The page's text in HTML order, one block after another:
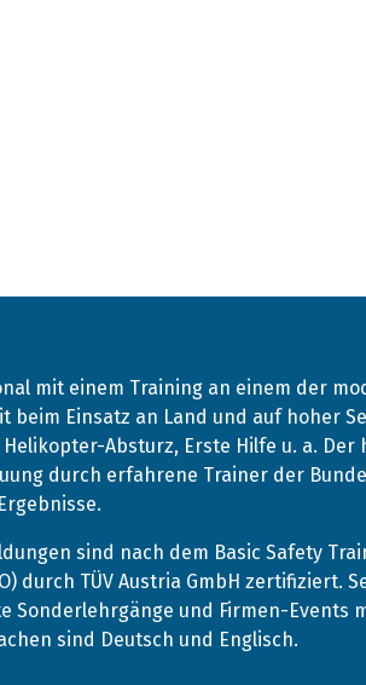
mit einem Training an einem der
beim Einsatz an Land und auf hoher
Absturz, Erste Hilfe u. a.
durch erfahrene Trainer der
sind nach dem Basic Safety
durch TÜV Austria GmbH zertifiziert.
Sonderlehrgänge und Firmen-Events
sind Deutsch und Englisch.